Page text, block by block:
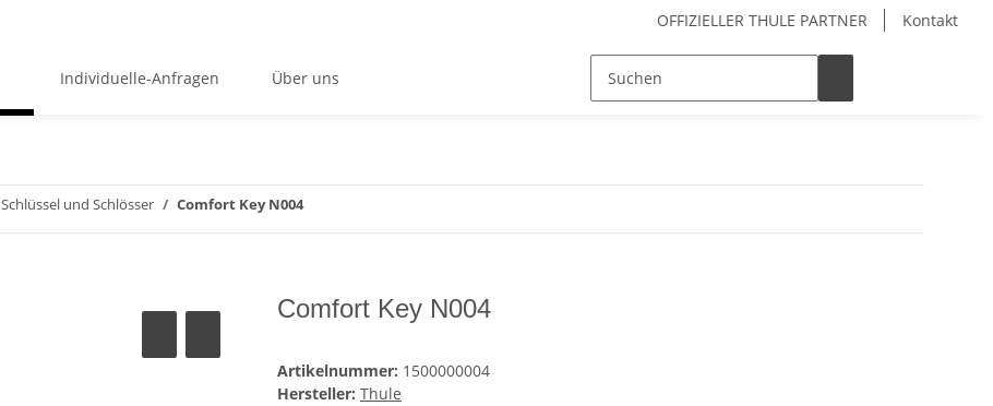
OFFIZIELLER THULE PARTNER Kontakt
Individuelle-Anfragen Über uns
Schlüssel und Schlösser Comfort Key N004
Comfort Key N004
Artikelnummer: 1500000004
Hersteller: Thule